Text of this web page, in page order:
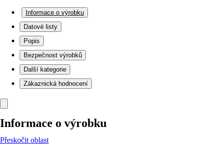
Informace o výrobku
Datové listy
Popis
Bezpečnost výrobků
Další kategorie
Zákaznická hodnocení
Informace o výrobku
Přeskočit oblast